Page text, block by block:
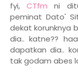
fyi,CTfm ni
peminat Dato'
dekat korunknya
dia.. katne??
dapatkan dia..
tak godam abes